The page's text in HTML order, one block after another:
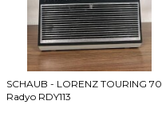
SCHAUB - LORENZ TOURING 70
Radyo RDY113